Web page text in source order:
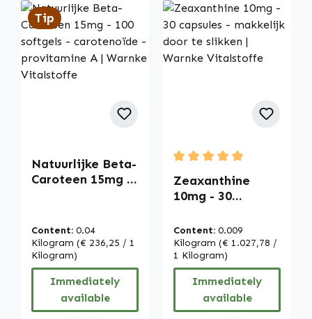
Tip
Natuurlijke Beta-
Caroteen 15mg -
provitamine A |
Warnke
Vitalstoffe
Content: 0.04
Kilogram (€ 236,25 / 1
Kilogram)
Immediately
available
Average rating of 5 out
Zeaxanthine
10mg - 30
makkelijk door te
slikken | Warnke
Vitalstoffe
Content: 0.009
Kilogram (€ 1.027,78 /
1 Kilogram)
Immediately
available